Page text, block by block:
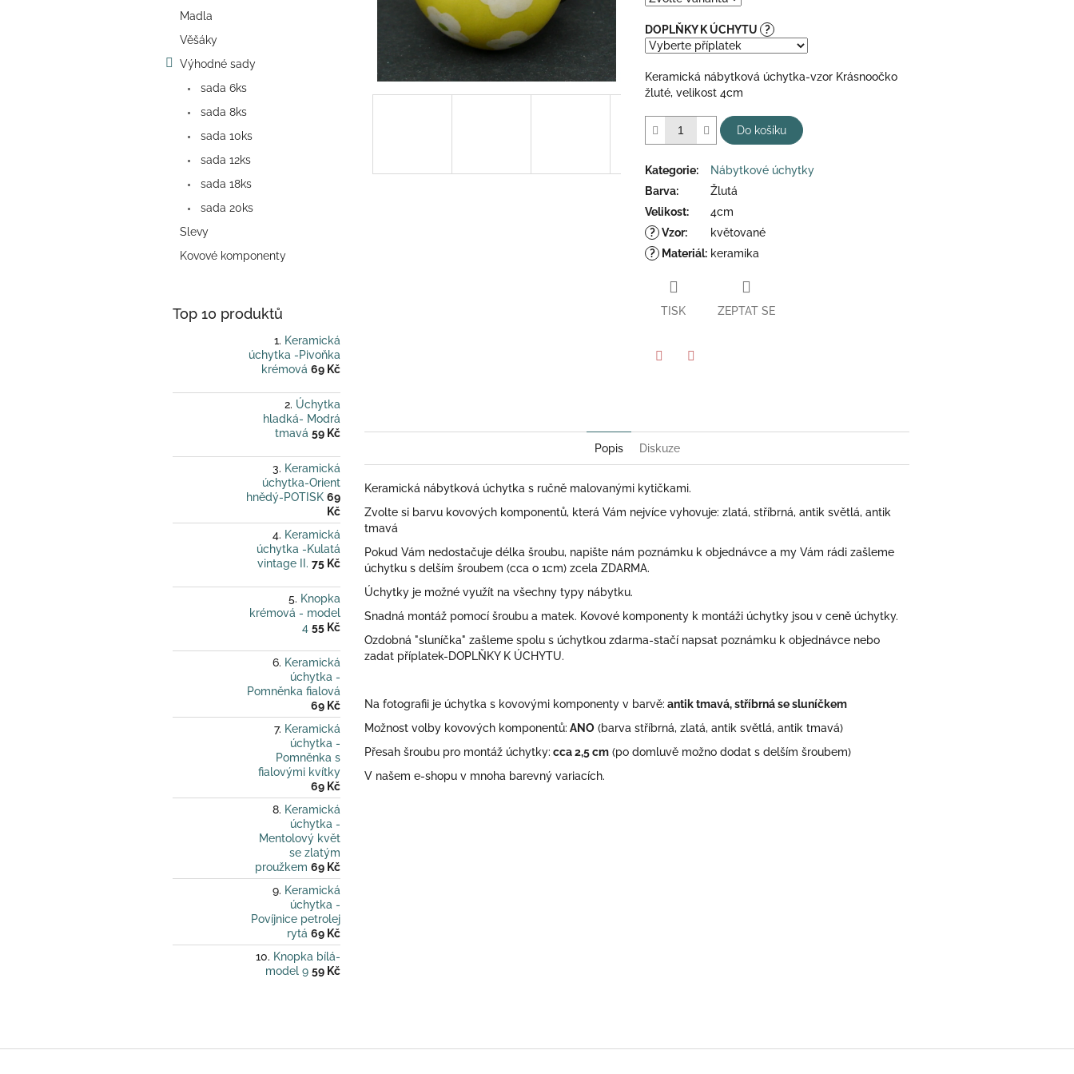
Madla
Věšáky
Výhodné sady
sada 6ks
sada 8ks
sada 10ks
sada 12ks
sada 18ks
sada 20ks
Slevy
Kovové komponenty
Top 10 produktů
Keramická
úchytka -Pivoňka
krémová 69 Kč
Úchytka
hladká- Modrá
tmavá 59 Kč
Keramická
úchytka-Orient
hnědý-POTISK 69
Kč
Keramická
úchytka -Kulatá
vintage II. 75 Kč
Knopka
krémová - model
4 55 Kč
Keramická
úchytka -
Pomněnka fialová
69 Kč
Keramická
úchytka -
Pomněnka s
fialovými kvítky
69 Kč
Keramická
úchytka -
Mentolový květ
se zlatým
proužkem 69 Kč
Keramická
úchytka -
Povíjnice petrolej
rytá 69 Kč
Knopka bílá-
model 9 59 Kč
5
hvězdiček.
DOPLŇKY K ÚCHYTU ?
Keramická nábytková úchytka-vzor Krásnoočko
žluté, velikost 4cm
Do košíku
Kategorie:
Nábytkové úchytky
Barva:
Žlutá
Velikost:
4cm
? Vzor:
květované
? Materiál: keramika
TISK ZEPTAT SE
Popis Diskuze
Keramická nábytková úchytka s ručně malovanými kytičkami.
Zvolte si barvu kovových komponentů, která Vám nejvíce vyhovuje: zlatá, stříbrná, antik světlá, antik
tmavá
Pokud Vám nedostačuje délka šroubu, napište nám poznámku k objednávce a my Vám rádi zašleme
úchytku s delším šroubem (cca o 1cm) zcela ZDARMA.
Úchytky je možné využít na všechny typy nábytku.
Snadná montáž pomocí šroubu a matek. Kovové komponenty k montáži úchytky jsou v ceně úchytky.
Ozdobná "sluníčka" zašleme spolu s úchytkou zdarma-stačí napsat poznámku k objednávce nebo
zadat příplatek-DOPLŇKY K ÚCHYTU.
Na fotografii je úchytka s kovovými komponenty v barvě: antik tmavá, stříbrná se sluníčkem
Možnost volby kovových komponentů: ANO (barva stříbrná, zlatá, antik světlá, antik tmavá)
Přesah šroubu pro montáž úchytky: cca 2,5 cm (po domluvě možno dodat s delším šroubem)
V našem e-shopu v mnoha barevný variacích.